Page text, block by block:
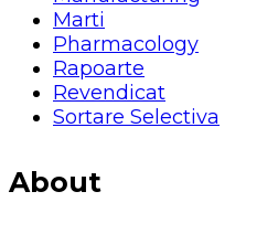
Marti
Pharmacology
Rapoarte
Revendicat
Sortare Selectiva
About